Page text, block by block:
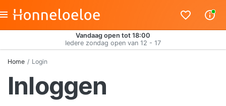
Vandaag open tot 18:00
Iedere zondag open van 12 - 17
Home Login
Inloggen